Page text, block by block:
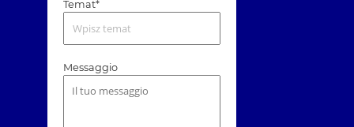
Temat*
Messaggio